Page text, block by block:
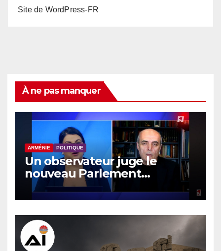
Site de WordPress-FR
À ne pas manquer
ARMÉNIE POLITIQUE
Un observateur juge le
nouveau Parlement
arménien pas plus efficace
que le précédent